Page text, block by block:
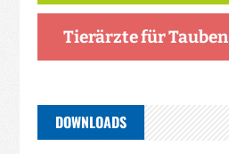
Tierärzte für Tauben
DOWNLOADS